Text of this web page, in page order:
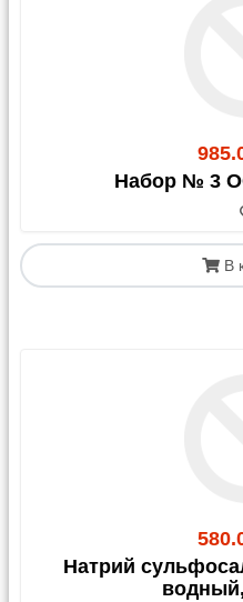
Набор № 3
В
Натрий
водный,